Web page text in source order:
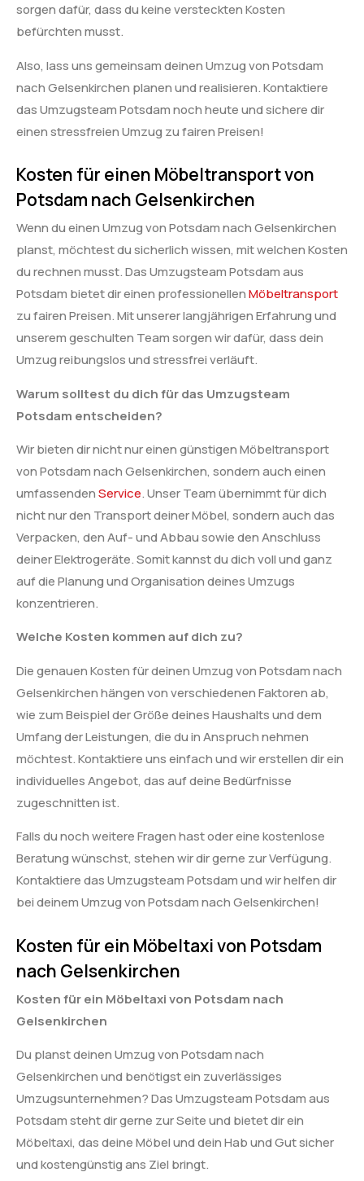
sorgen dafür, dass du keine versteckten Kosten
befürchten musst.
Also, lass uns gemeinsam deinen Umzug von Potsdam
nach Gelsenkirchen planen und realisieren. Kontaktiere
das Umzugsteam Potsdam noch heute und sichere dir
einen stressfreien Umzug zu fairen Preisen!
Kosten für einen Möbeltransport von
Potsdam nach Gelsenkirchen
Wenn du einen Umzug von Potsdam nach Gelsenkirchen
planst, möchtest du sicherlich wissen, mit welchen Kosten
du rechnen musst. Das Umzugsteam Potsdam aus
Potsdam bietet dir einen professionellenMöbeltransport
zu fairen Preisen. Mit unserer langjährigen Erfahrung und
unserem geschulten Team sorgen wir dafür, dass dein
Umzug reibungslos und stressfrei verläuft.
Warum solltest du dich für das Umzugsteam
Potsdam entscheiden?
Wir bieten dir nicht nur einen günstigen Möbeltransport
von Potsdam nach Gelsenkirchen, sondern auch einen
umfassendenService. Unser Team übernimmt für dich
nicht nur den Transport deiner Möbel, sondern auch das
Verpacken, den Auf- und Abbau sowie den Anschluss
deiner Elektrogeräte. Somit kannst du dich voll und ganz
auf die Planung und Organisation deines Umzugs
konzentrieren.
Welche Kosten kommen auf dich zu?
Die genauen Kosten für deinen Umzug von Potsdam nach
Gelsenkirchen hängen von verschiedenen Faktoren ab,
wie zum Beispiel der Größe deines Haushalts und dem
Umfang der Leistungen, die du in Anspruch nehmen
möchtest. Kontaktiere uns einfach und wir erstellen dir ein
individuelles Angebot, das auf deine Bedürfnisse
zugeschnitten ist.
Falls du noch weitere Fragen hast oder eine kostenlose
Beratung wünschst, stehen wir dir gerne zur Verfügung.
Kontaktiere das Umzugsteam Potsdam und wir helfen dir
bei deinem Umzug von Potsdam nach Gelsenkirchen!
Kosten für ein Möbeltaxi von Potsdam
nach Gelsenkirchen
Kosten für ein Möbeltaxi von Potsdam nach
Gelsenkirchen
Du planst deinen Umzug von Potsdam nach
Gelsenkirchen und benötigst ein zuverlässiges
Umzugsunternehmen? Das Umzugsteam Potsdam aus
Potsdam steht dir gerne zur Seite und bietet dir ein
Möbeltaxi, das deine Möbel und dein Hab und Gut sicher
und kostengünstig ans Ziel bringt.